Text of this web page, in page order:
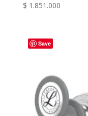
$ 1.851.000
Save